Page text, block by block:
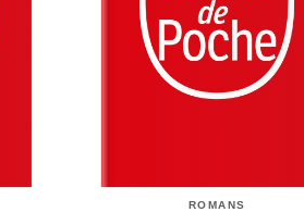
ROMANS